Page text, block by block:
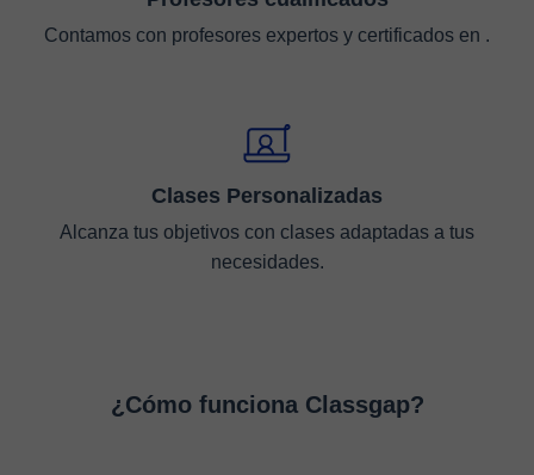
Contamos con profesores expertos y certificados en .
Clases Personalizadas
Alcanza tus objetivos con clases adaptadas a tus
necesidades.
¿Cómo funciona Classgap?